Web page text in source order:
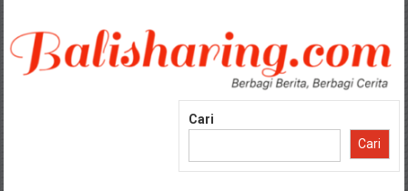
konten
Cari
Cari